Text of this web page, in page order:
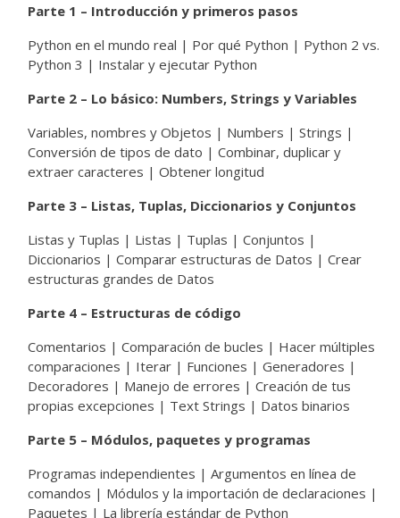
Parte 1 – Introducción y primeros pasos
Python en el mundo real | Por qué Python | Python 2 vs.
Python 3 | Instalar y ejecutar Python
Parte 2 – Lo básico: Numbers, Strings y Variables
Variables, nombres y Objetos | Numbers | Strings |
Conversión de tipos de dato | Combinar, duplicar y
extraer caracteres | Obtener longitud
Parte 3 – Listas, Tuplas, Diccionarios y Conjuntos
Listas y Tuplas | Listas | Tuplas | Conjuntos |
Diccionarios | Comparar estructuras de Datos | Crear
estructuras grandes de Datos
Parte 4 – Estructuras de código
Comentarios | Comparación de bucles | Hacer múltiples
comparaciones | Iterar | Funciones | Generadores |
Decoradores | Manejo de errores | Creación de tus
propias excepciones | Text Strings | Datos binarios
Parte 5 – Módulos, paquetes y programas
Programas independientes | Argumentos en línea de
comandos | Módulos y la importación de declaraciones |
Paquetes | La librería estándar de Python